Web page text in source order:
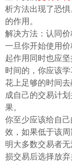
析方法出现了恐
的作用。
解决方法：认同
一旦你开始使用
起作用同时也应
时间的，你应该
花上足够的时间
成自己的交易计
果。
你至少应该给自
效，如果低于该
明大多数交易者
损交易后选择放